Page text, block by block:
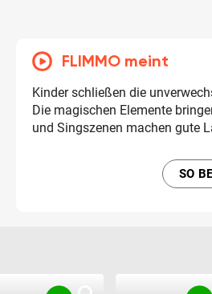
FLIMMO meint
Kinder schließen die
Die magischen Elemente
und Singszenen machen gute
SO